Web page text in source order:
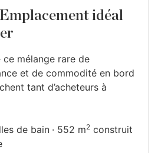
idéal
mélange rare de
et de commodité en bord
tant d’acheteurs à
de bain 552 m2 construit